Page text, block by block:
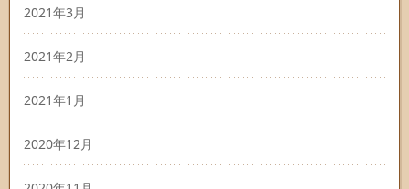
2021年3月
2021年2月
2021年1月
2020年12月